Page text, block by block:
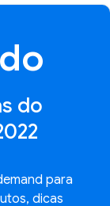
do
para
dicas